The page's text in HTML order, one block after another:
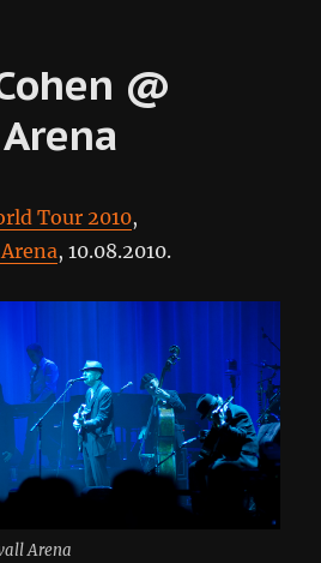
@
Tour 2010,
, 10.08.2010.
Arena